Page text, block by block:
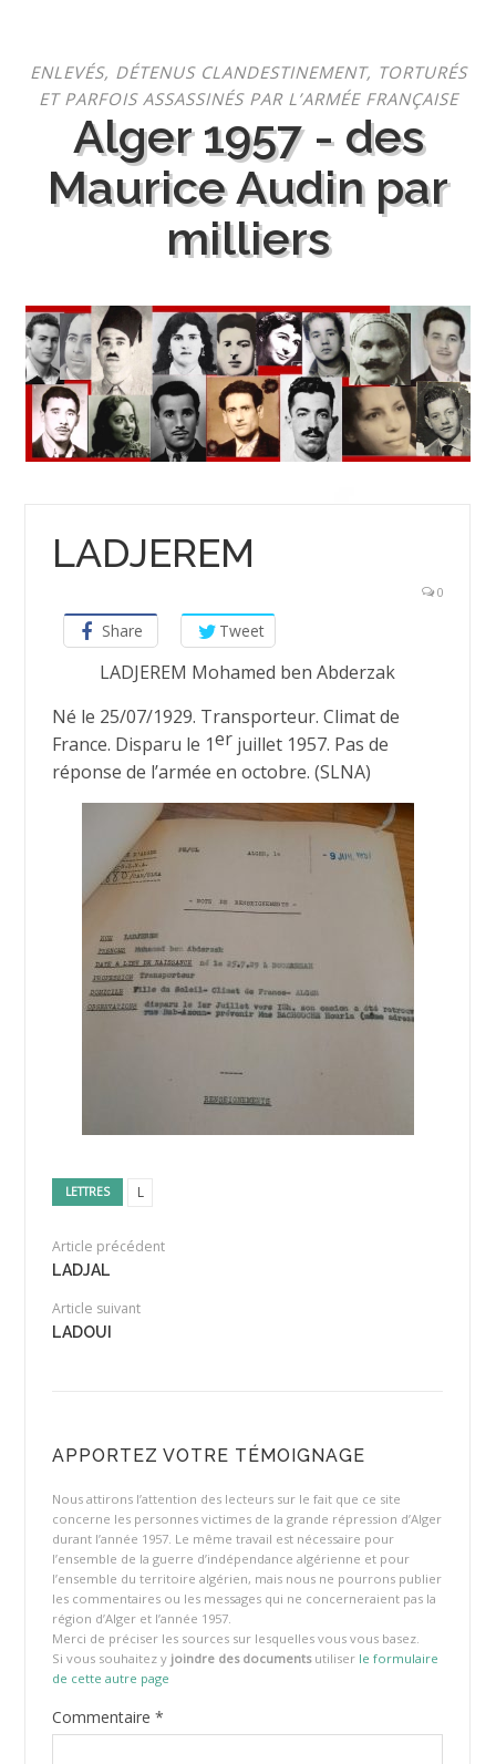
contenu
ENLEVÉS, DÉTENUS CLANDESTINEMENT, TORTURÉS
ET PARFOIS ASSASSINÉS PAR L’ARMÉE FRANÇAISE
Alger 1957 - des
Maurice Audin par
milliers
LADJEREM
0
Share Tweet
LADJEREM Mohamed ben Abderzak
Né le 25/07/1929. Transporteur. Climat de
France. Disparu le 1erjuillet 1957. Pas de
réponse de l’armée en octobre. (SLNA)
LETTRES L
Article précédent
LADJAL
Article suivant
LADOUI
APPORTEZ VOTRE TÉMOIGNAGE
Nous attirons l’attention des lecteurs sur le fait que ce site
concerne les personnes victimes de la grande répression d’Alger
durant l’année 1957. Le même travail est nécessaire pour
l’ensemble de la guerre d’indépendance algérienne et pour
l’ensemble du territoire algérien, mais nous ne pourrons publier
les commentaires ou les messages qui ne concerneraient pas la
région d’Alger et l’année 1957.
Merci de préciser les sources sur lesquelles vous vous basez.
Si vous souhaitez y joindre des documentsutiliser le formulaire
de cette autre page
Commentaire *